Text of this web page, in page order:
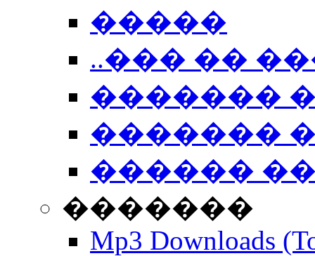
�����
..��� ��
�������
�������
������
�������
Mp3 Downloads